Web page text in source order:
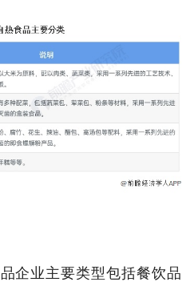
企业主要类型包括餐饮品